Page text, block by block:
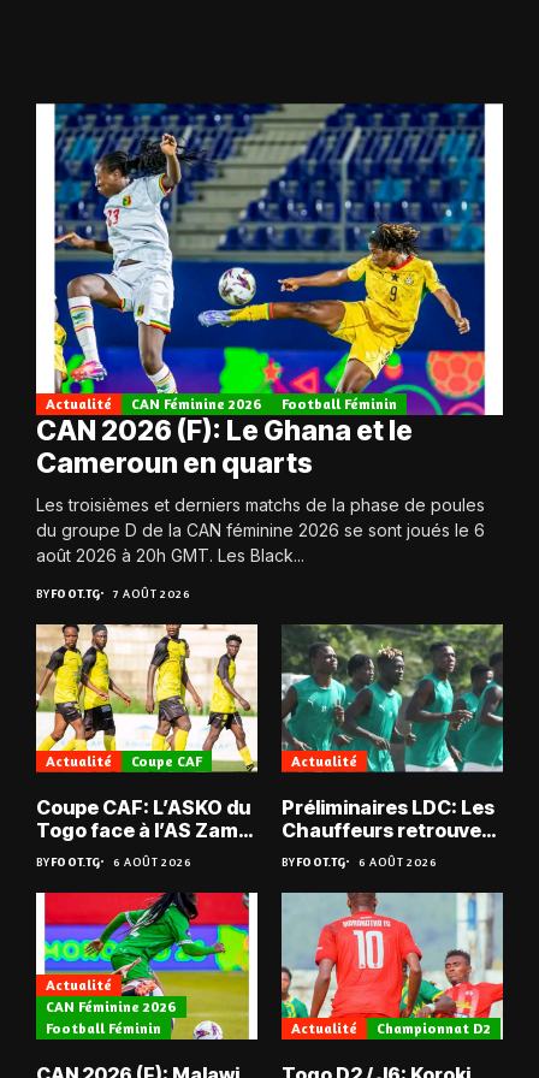
Actualité CAN Féminine 2026 Football Féminin
CAN 2026 (F): Le Ghana et le
Cameroun en quarts
Les troisièmes et derniers matchs de la phase de poules
du groupe D de la CAN féminine 2026 se sont joués le 6
août 2026 à 20h GMT. Les Black...
BYFOOT.TG 7 AOÛT 2026
Actualité Coupe CAF
Coupe CAF: L’ASKO du
Togo face à l’AS Zam
du Niger
BYFOOT.TG 6 AOÛT 2026
Actualité
Préliminaires LDC: Les
Chauffeurs retrouvent
les Mimos
BYFOOT.TG 6 AOÛT 2026
Actualité
CAN Féminine 2026
Football Féminin
Actualité Championnat D2